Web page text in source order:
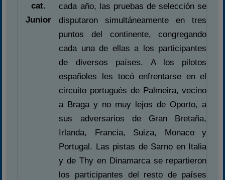
Campeonato
Temporada 2026
Temporadas anteriores
2020-2021
2022
2023
Preguntas Frecuentes
cat.
Junior
cada año, las pruebas de selección se
disputaron simultáneamente en tres
puntos del continente, congregando
cada una de ellas a los participantes
de diversos países. A los pilotos
españoles les tocó enfrentarse en el
circuito portugués de Palmeira, vecino
a Braga y no muy lejos de Oporto, a
sus adversarios de Gran Bretaña,
Irlanda, Francia, Suiza, Monaco y
Portugal. Las pistas de Sarno en Italia
y de Thy en Dinamarca se repartieron
los participantes del resto de países